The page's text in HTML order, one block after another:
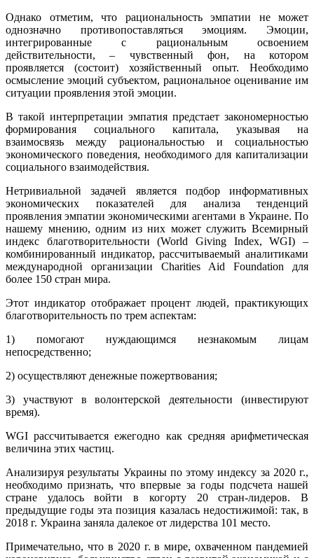
Однако отметим, что рациональность эмпатии не может
однозначно противопоставляться эмоциям. Эмоции,
интегрированные с рациональным освоением
действительности, – чувственный фон, на котором
проявляется (состоит) хозяйственный опыт. Необходимо
осмысление эмоций субъектом, рациональное оценивание им
ситуации проявления этой эмоции.
В такой интерпретации эмпатия предстает закономерностью
формирования социального капитала, указывая на
взаимосвязь между рациональностью и социальностью
экономического поведения, необходимого для капитализации
социального взаимодействия.
Нетривиальной задачей является подбор информативных
экономических показателей для анализа тенденций
проявления эмпатии экономическими агентами в Украине. По
нашему мнению, одним из них может служить Всемирный
индекс благотворительности (World Giving Index, WGI) –
комбинированный индикатор, рассчитываемый аналитиками
международной организации Charities Aid Foundation для
более 150 стран мира.
Этот индикатор отображает процент людей, практикующих
благотворительность по трем аспектам:
1) помогают нуждающимся незнакомым лицам
непосредственно;
2) осуществляют денежные пожертвования;
3) участвуют в волонтерской деятельности (инвестируют
время).
WGI рассчитывается ежегодно как средняя арифметическая
величина этих частиц.
Анализируя результаты Украины по этому индексу за 2020 г.,
необходимо признать, что впервые за годы подсчета нашей
стране удалось войти в когорту 20 стран-лидеров. В
предыдущие годы эта позиция казалась недостижимой: так, в
2018 г. Украина заняла далекое от лидерства 101 место.
Примечательно, что в 2020 г. в мире, охваченном пандемией